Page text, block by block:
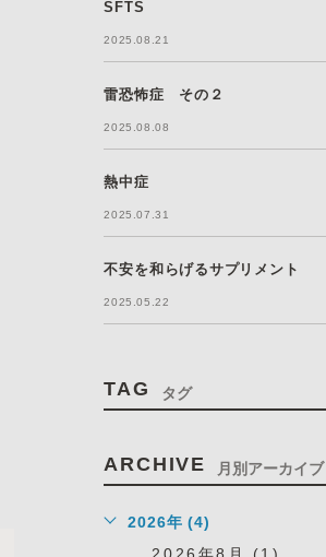
SFTS
2025.08.21
雷恐怖症 その２
2025.08.08
熱中症
2025.07.31
不安を和らげるサプリメント
2025.05.22
TAG タグ
ARCHIVE 月別アーカイブ
2026年 (4)